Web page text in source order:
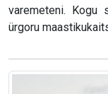
varemeteni. Kogu
ürgoru